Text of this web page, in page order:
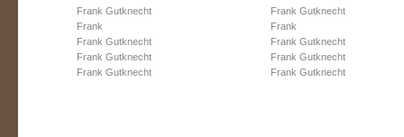
Frank Gutknecht
Frank
Frank Gutknecht
Frank Gutknecht
Frank Gutknecht
Frank Gutknecht
Frank
Frank Gutknecht
Frank Gutknecht
Frank Gutknecht